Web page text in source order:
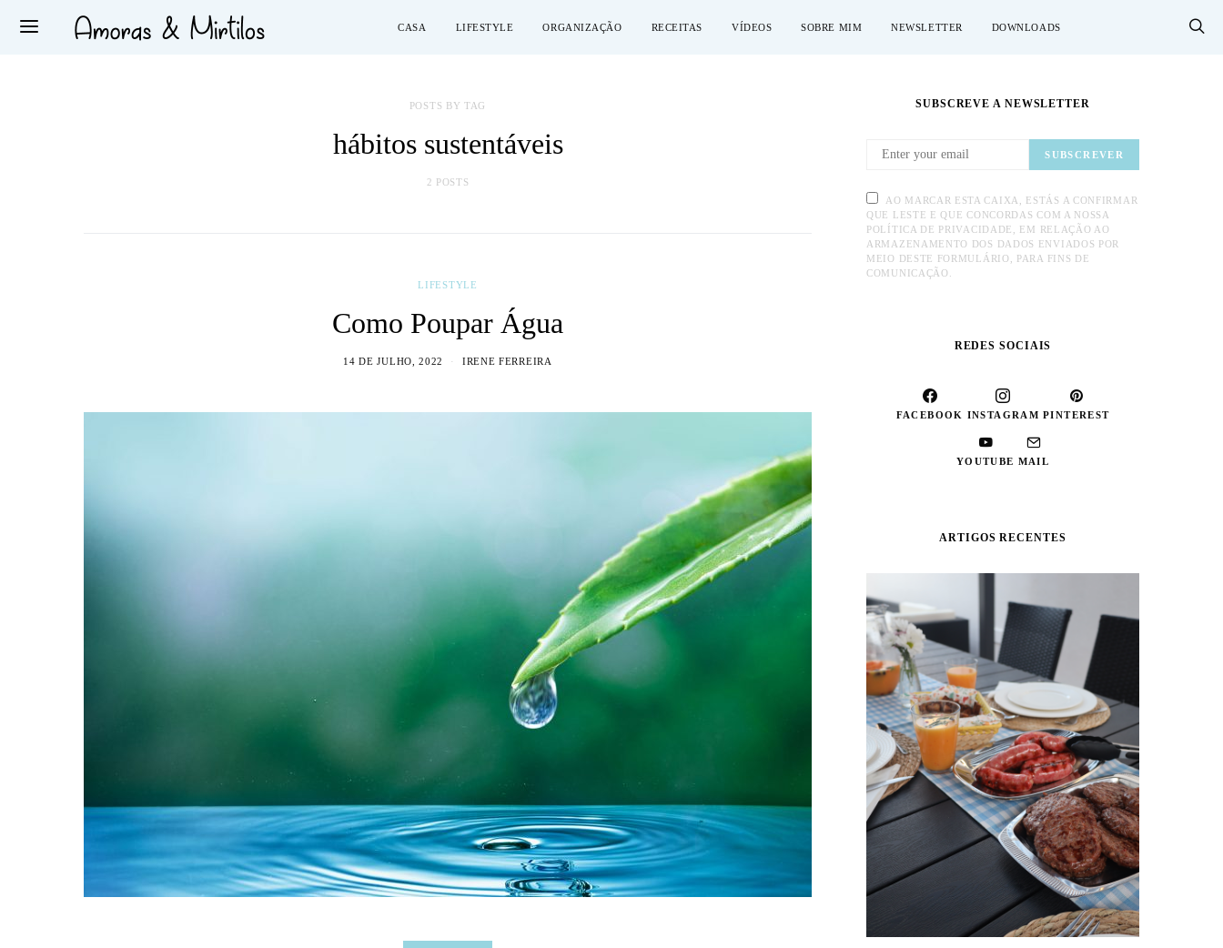
CASA LIFESTYLE ORGANIZAÇÃO RECEITAS VÍDEOS SOBRE MIM NEWSLETTER DOWNLOADS
POSTS BY TAG
hábitos sustentáveis
2 POSTS
LIFESTYLE
Como Poupar Água
14 DE JULHO, 2022 IRENE FERREIRA
SUBSCREVE A NEWSLETTER
SUBSCREVER
AO MARCAR ESTA CAIXA, ESTÁS A CONFIRMAR
QUE LESTE E QUE CONCORDAS COM A NOSSA
POLÍTICA DE PRIVACIDADE, EM RELAÇÃO AO
ARMAZENAMENTO DOS DADOS ENVIADOS POR
MEIO DESTE FORMULÁRIO, PARA FINS DE
COMUNICAÇÃO.
REDES SOCIAIS
FACEBOOK INSTAGRAM PINTEREST
YOUTUBE MAIL
ARTIGOS RECENTES